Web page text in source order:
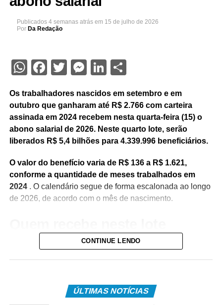
Publicados 4 semanas atrás em 15 de julho de 2026
Por Da Redação
WhatsApp
Facebook
Twitter
Messenger
LinkedIn
Share
Os trabalhadores nascidos em setembro e em
outubro que ganharam até R$ 2.766 com carteira
assinada em 2024 recebem nesta quarta-feira (15) o
abono salarial de 2026. Neste quarto lote, serão
liberados R$ 5,4 bilhões para 4.339.996 beneficiários.
O valor do benefício varia de R$ 136 a R$ 1.621,
conforme a quantidade de meses trabalhados em
2024. O calendário segue de forma escalonada ao longo
de 2026, de acordo com o mês de nascimento.
Do total de contemplados em maio:
pagamento feito pela Caixa Econômica Federal,
CONTINUE LENDO
ÚLTIMAS NOTÍCIAS